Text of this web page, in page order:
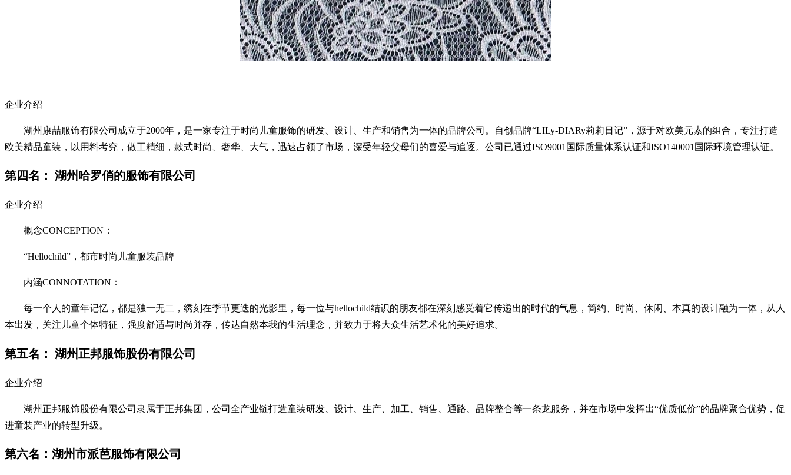
企业介绍
湖州康喆服饰有限公司成立于2000年，是一家专注于时尚儿童服饰的研发、设计、生产和销售为一体的品牌公司。自创品牌“LILy-DIARy莉莉日记”，源于对欧美元素的组合，专注打造
欧美精品童装，以用料考究，做工精细，款式时尚、奢华、大气，迅速占领了市场，深受年轻父母们的喜爱与追逐。公司已通过ISO9001国际质量体系认证和ISO140001国际环境管理认证。
第四名： 湖州哈罗俏的服饰有限公司
企业介绍
概念CONCEPTION：
“Hellochild”，都市时尚儿童服装品牌
内涵CONNOTATION：
每一个人的童年记忆，都是独一无二，绣刻在季节更迭的光影里，每一位与hellochild结识的朋友都在深刻感受着它传递出的时代的气息，简约、时尚、休闲、本真的设计融为一体，从人
本出发，关注儿童个体特征，强度舒适与时尚并存，传达自然本我的生活理念，并致力于将大众生活艺术化的美好追求。
第五名： 湖州正邦服饰股份有限公司
企业介绍
湖州正邦服饰股份有限公司隶属于正邦集团，公司全产业链打造童装研发、设计、生产、加工、销售、通路、品牌整合等一条龙服务，并在市场中发挥出“优质低价”的品牌聚合优势，促
进童装产业的转型升级。
第六名：湖州市派芭服饰有限公司